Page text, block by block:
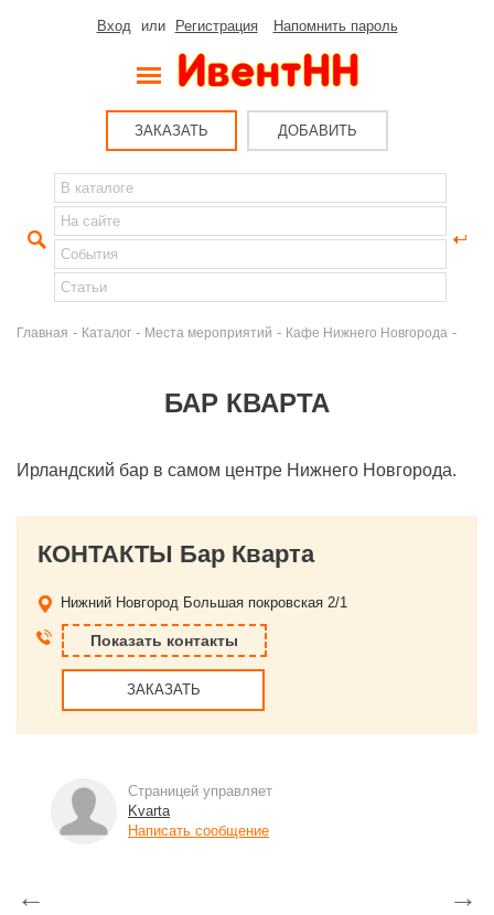
Вход или Регистрация Напомнить пароль
ЗАКАЗАТЬ ДОБАВИТЬ
Главная - Каталог - Места мероприятий - Кафе Нижнего Новгорода -
БАР КВАРТА
Ирландский бар в самом центре Нижнего Новгорода.
КОНТАКТЫ Бар Кварта
Нижний Новгород Большая покровская 2/1
Показать контакты
ЗАКАЗАТЬ
Страницей управляет
Kvarta
Написать сообщение
← →